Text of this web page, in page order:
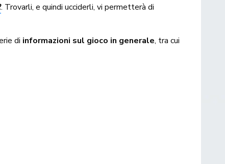
. Trovarli, e quindi ucciderli, vi permetterà di
di informazioni sul gioco in generale, tra cui